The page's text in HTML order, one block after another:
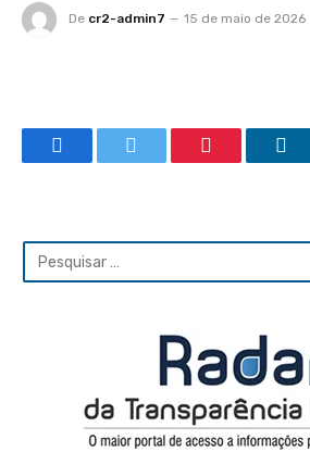
De cr2-admin7 15 de maio de 2026
FacebookTwitter Pinterest